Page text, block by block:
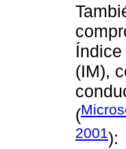
(IM),
(
2001):